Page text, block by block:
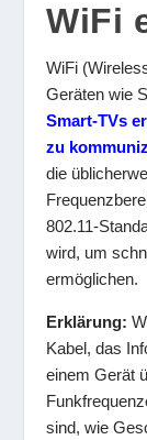
WiFi
WiFi
Geräten wie
Smart-TVs
zu
die
802.11-
wird, um
ermöglichen.
Erklärung:
Kabel, das
einem Gerät
sind, wie